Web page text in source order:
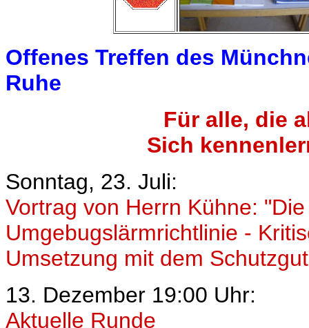
Offenes Treffen des
Ruhe
Für alle, die
Sich
Sonntag, 23. Juli:
Vortrag von Herrn Kühne:
Umgebugslärmrichtlinie -
Umsetzung mit dem
13. Dezember 19:00 Uhr:
Aktuelle Runde